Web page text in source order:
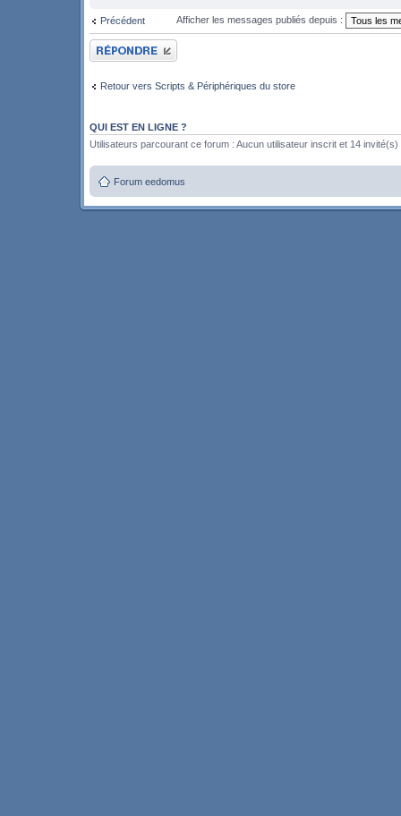
Précédent Afficher les messages publiés depuis :
Publier une réponse
Retour vers Scripts & Périphériques du store
QUI EST EN LIGNE ?
Utilisateurs parcourant ce forum : Aucun utilisateur inscrit et 14 invité(s)
Forum eedomus